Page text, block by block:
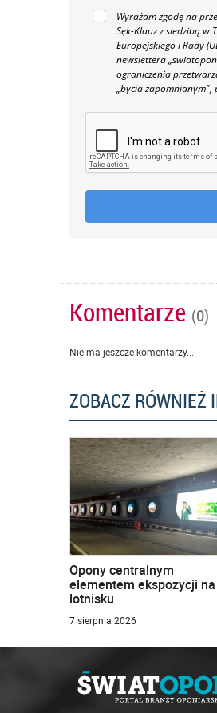
Wyrażam zgodę na
Sęk-Klauz z siedzibą
Europejskiego i Rady
newslettera
ograniczenia
„bycia zapomnianym",
Komentarze (0)
Nie ma jeszcze komentarzy...
ZOBACZ RÓWNIEŻ
Opony centralnym
elementem ekspozycji na
lotnisku
7 sierpnia 2026